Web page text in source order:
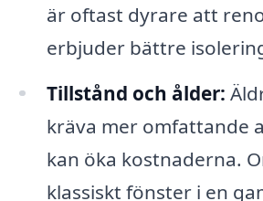
är oftast dyrare att
erbjuder bättre
Tillstånd och ålder:
kräva mer omfattande
kan öka kostnaderna.
klassiskt fönster i en